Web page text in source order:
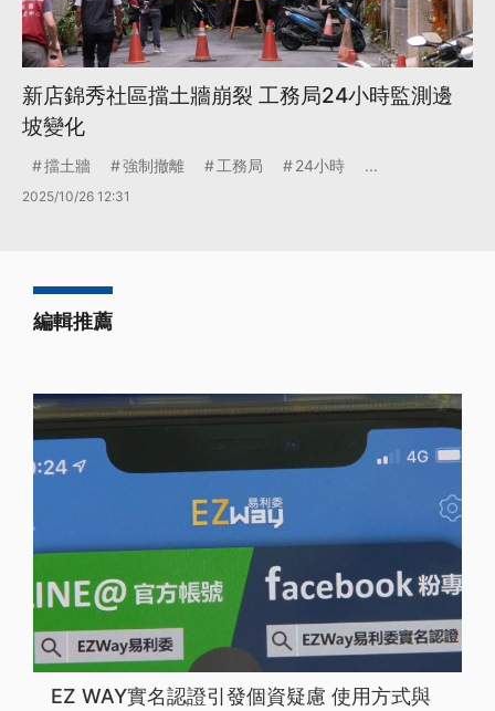
新店錦秀社區擋土牆崩裂 工務局24小時監測邊
坡變化
擋土牆 強制撤離 工務局 24小時 ...
2025/10/26 12:31
編輯推薦
EZ WAY實名認證引發個資疑慮 使用方式與